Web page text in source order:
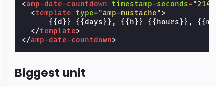
<amp-date-countdown timestamp-seconds=
<template type="amp-mustache">
{{d}} {{days}}, {{h}} {{hours}},
</template>
</amp-date-countdown>
Biggest unit